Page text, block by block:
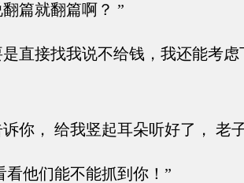
篇就翻篇啊？ ”
直接找我说不给钱，我还能考
你， 给我竖起耳朵听好了， 老
他们能不能抓到你！”